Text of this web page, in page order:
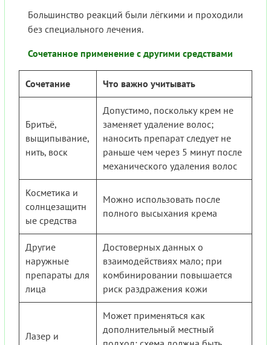
Большинство реакций были лёгкими и проходили
без специального лечения.
Сочетанное применение с другими средствами
Сочетание Что важно учитывать
Бритьё,
выщипывание,
нить, воск
Допустимо, поскольку крем не
заменяет удаление волос;
наносить препарат следует не
раньше чем через 5 минут после
механического удаления волос
Косметика и
солнцезащитн
ые средства
Можно использовать после
полного высыхания крема
Другие
наружные
препараты для
лица
Достоверных данных о
взаимодействиях мало; при
комбинировании повышается
риск раздражения кожи
Лазер и
Может применяться как
дополнительный местный